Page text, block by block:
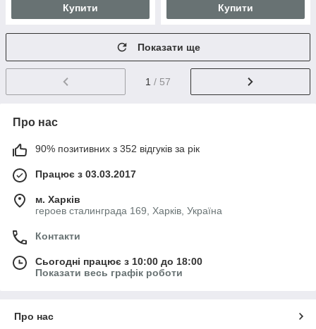
Купити Купити
Показати ще
1 / 57
Про нас
90% позитивних з 352 відгуків за рік
Працює з 03.03.2017
м. Харків
героев сталинграда 169, Харків, Україна
Контакти
Сьогодні працює з 10:00 до 18:00
Показати весь графік роботи
Про нас